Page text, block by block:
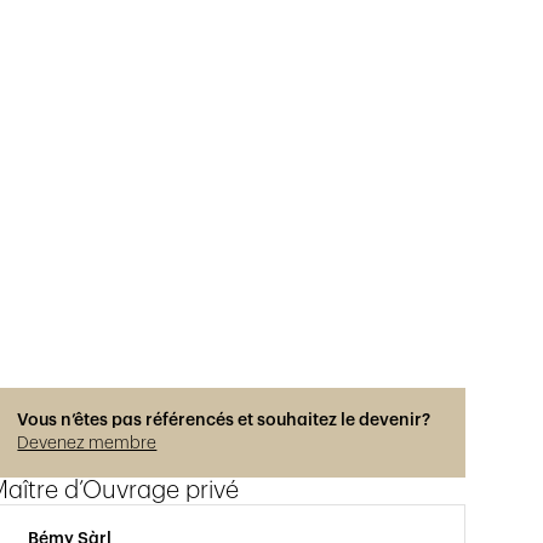
Vous n’êtes pas référencés et souhaitez le devenir?
Devenez membre
d’Ouvrage privé
Bémy Sàrl